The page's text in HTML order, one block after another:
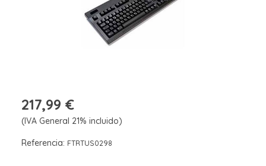
217,99 €
(IVA General 21% incluido)
Referencia: FTRTUS0298